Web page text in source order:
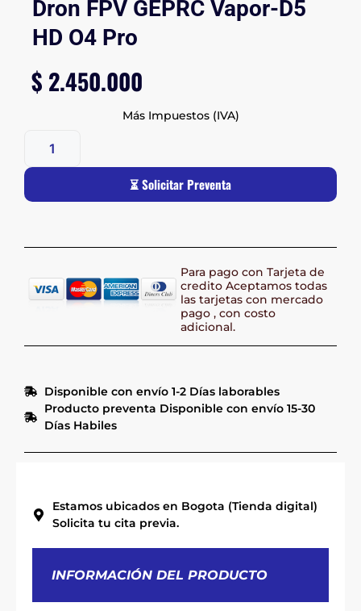
Dron FPV GEPRC Vapor-D5
HD O4 Pro
$ 2.450.000
Más Impuestos (IVA)
⏳ Solicitar Preventa
Para pago con Tarjeta de
credito Aceptamos todas
las tarjetas con mercado
pago , con costo
adicional.
Disponible con envío 1-2 Días laborables
Producto preventa Disponible con envío 15-30
Días Habiles
Estamos ubicados en Bogota (Tienda digital)
Solicita tu cita previa.
INFORMACIÓN DEL PRODUCTO